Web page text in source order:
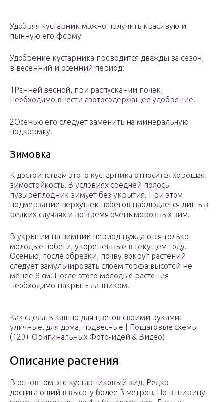
Удобряя кустарник можно получить красивую и
пынную его форму
Удобрение кустарника проводится дважды за сезон,
в весенний и осенний период:
1Ранней весной, при распускании почек,
необходимо внести азотосодержащее удобрение.
2Осенью его следует заменить на минеральную
подкормку.
Зимовка
К достоинствам этого кустарника относится хорошая
зимостойкость. В условиях средней полосы
пузыреплодник зимует без укрытия. При этом
подмерзание верхушек побегов наблюдается лишь в
редких случаях и во время очень морозных зим.
В укрытии на зимний период нуждаются только
молодые побеги, укорененные в текущем году.
Осенью, после обрезки, почву вокруг растений
следует замульчировать слоем торфа высотой не
менее 8 см. После этого молодые растения
необходимо накрыть лапником.
Как сделать кашпо для цветов своими руками:
уличные, для дома, подвесные | Пошаговые схемы
(120+ Оригинальных Фото-идей & Видео)
Описание растения
В основном это кустарниковый вид. Редко
достигающий в высоту более 3 метров. Но в ширину